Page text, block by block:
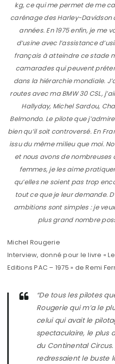
kg, ce qui me permet de me
carénage des Harley-Davidson
années. En 1975 enfin, je me
d’usine avec l’assistance
français à atteindre ce stade
camarades qui peuvent
dans la hiérarchie mondiale.
routes avec ma BMW 30 CSL,
Hallyday, Michel Sardou,
Belmondo. Le pilote que
bien qu’il soit controversé. En
issu du même milieu que moi.
et nous avons de nombreuses
femmes, je les aime
qu’elles ne soient pas trop
tout ce que je leur demande.
ambitions sont simples : je
plus grand nombre
Michel Rougerie
Interview, donné pour le livre «
Editions PAC – 1975 » de Remi
“De tous les pilotes
Rougerie qui m’a le
celui qui avait le
spectaculaire, le plus
du Continental
redressaient le buste